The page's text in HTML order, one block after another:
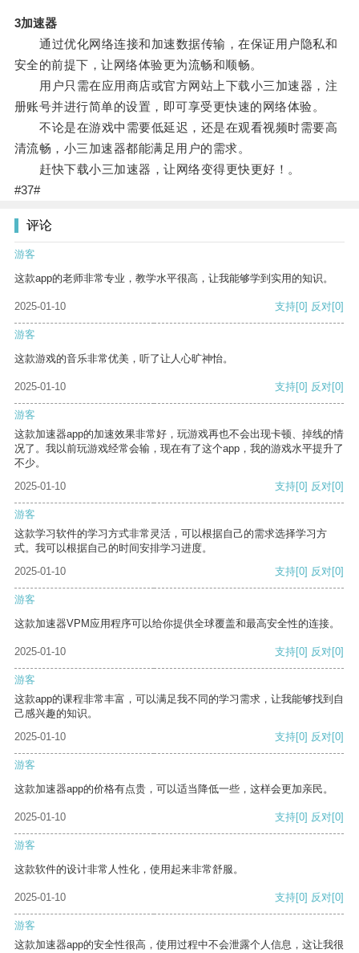
3加速器
通过优化网络连接和加速数据传输，在保证用户隐私和
安全的前提下，让网络体验更为流畅和顺畅。
用户只需在应用商店或官方网站上下载小三加速器，注
册账号并进行简单的设置，即可享受更快速的网络体验。
不论是在游戏中需要低延迟，还是在观看视频时需要高
清流畅，小三加速器都能满足用户的需求。
赶快下载小三加速器，让网络变得更快更好！。
#37#
评论
游客
这款app的老师非常专业，教学水平很高，让我能够学到实用的知识。
2025-01-10 支持[0] 反对[0]
游客
这款游戏的音乐非常优美，听了让人心旷神怡。
2025-01-10 支持[0] 反对[0]
游客
这款加速器app的加速效果非常好，玩游戏再也不会出现卡顿、掉线的情
况了。我以前玩游戏经常会输，现在有了这个app，我的游戏水平提升了
不少。
2025-01-10
支持[0] 反对[0]
游客
这款学习软件的学习方式非常灵活，可以根据自己的需求选择学习方
式。我可以根据自己的时间安排学习进度。
2025-01-10
支持[0] 反对[0]
游客
这款加速器VPM应用程序可以给你提供全球覆盖和最高安全性的连接。
2025-01-10 支持[0] 反对[0]
游客
这款app的课程非常丰富，可以满足我不同的学习需求，让我能够找到自
己感兴趣的知识。
2025-01-10
支持[0] 反对[0]
游客
这款加速器app的价格有点贵，可以适当降低一些，这样会更加亲民。
2025-01-10 支持[0] 反对[0]
游客
这款软件的设计非常人性化，使用起来非常舒服。
2025-01-10 支持[0] 反对[0]
游客
这款加速器app的安全性很高，使用过程中不会泄露个人信息，这让我很